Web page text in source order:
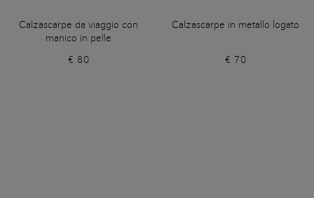
Calzascarpe da viaggio con
manico in pelle
€ 80
Calzascarpe in metallo logato
€ 70